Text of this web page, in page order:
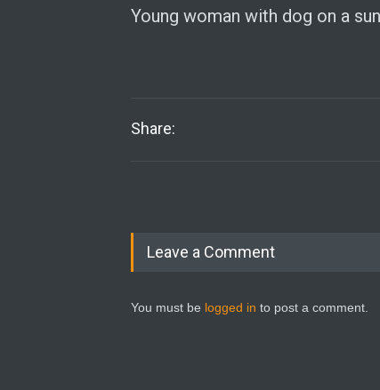
Young woman with dog on a
Share:
Leave a Comment
You must be logged in to post a comment.